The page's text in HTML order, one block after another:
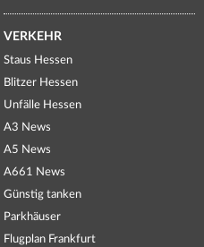
VERKEHR
Staus Hessen
Blitzer Hessen
Unfälle Hessen
A3 News
A5 News
A661 News
Günstig tanken
Parkhäuser
Flugplan Frankfurt